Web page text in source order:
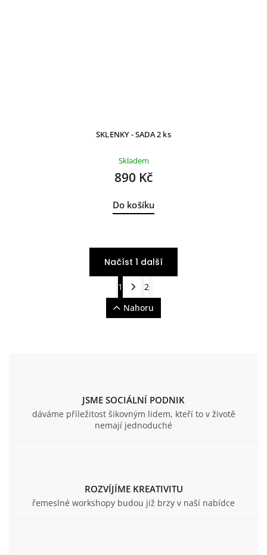
SKLENKY - SADA 2 ks
Skladem
890 Kč
Do košíku
Načíst 1 další
1
2
Nahoru
JSME SOCIÁLNÍ PODNIK
dáváme příležitost šikovným lidem, kteří to v životě
nemají jednoduché
ROZVÍJÍME KREATIVITU
řemeslné workshopy budou již brzy v naší nabídce